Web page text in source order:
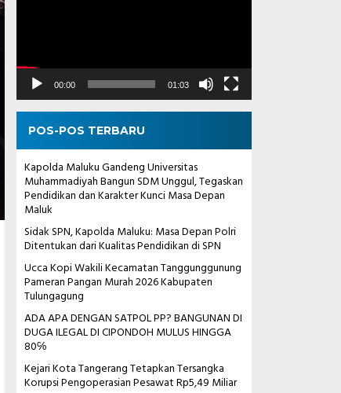
00:00 01:03
POS-POS TERBARU
Kapolda Maluku Gandeng Universitas
Muhammadiyah Bangun SDM Unggul, Tegaskan
Pendidikan dan Karakter Kunci Masa Depan
Maluk
Sidak SPN, Kapolda Maluku: Masa Depan Polri
Ditentukan dari Kualitas Pendidikan di SPN
Ucca Kopi Wakili Kecamatan Tanggunggunung
Pameran Pangan Murah 2026 Kabupaten
Tulungagung
ADA APA DENGAN SATPOL PP? BANGUNAN DI
DUGA ILEGAL DI CIPONDOH MULUS HINGGA
80℅
Kejari Kota Tangerang Tetapkan Tersangka
Korupsi Pengoperasian Pesawat Rp5,49 Miliar